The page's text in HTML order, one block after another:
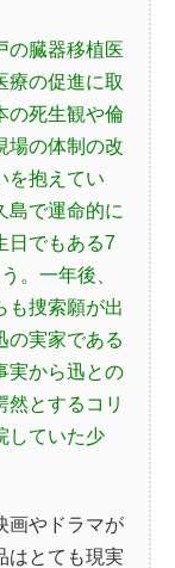
の臓器移植医
療の促進に取
の死生観や倫
場の体制の改
を抱えてい
島で運命的に
日でもある7
。一年後、
も捜索願が出
の実家である
実から迅との
然とするコリ
していた少
画やドラマが
はとても現実